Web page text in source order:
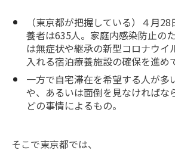
（東京都が把握している）４月
養者は635人。家庭内感染防止の
は無症状や継承の新型コロナウイ
入れる宿泊療養施設の確保を進め
一方で自宅滞在を希望する人が多
や、あるいは面倒を見なければな
どの事情によるもの。
そこで東京都では、